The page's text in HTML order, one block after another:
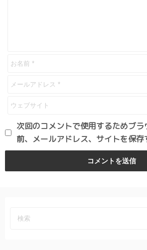
次回のコメントで使用するためブ
前、メールアドレス、サイトを保存